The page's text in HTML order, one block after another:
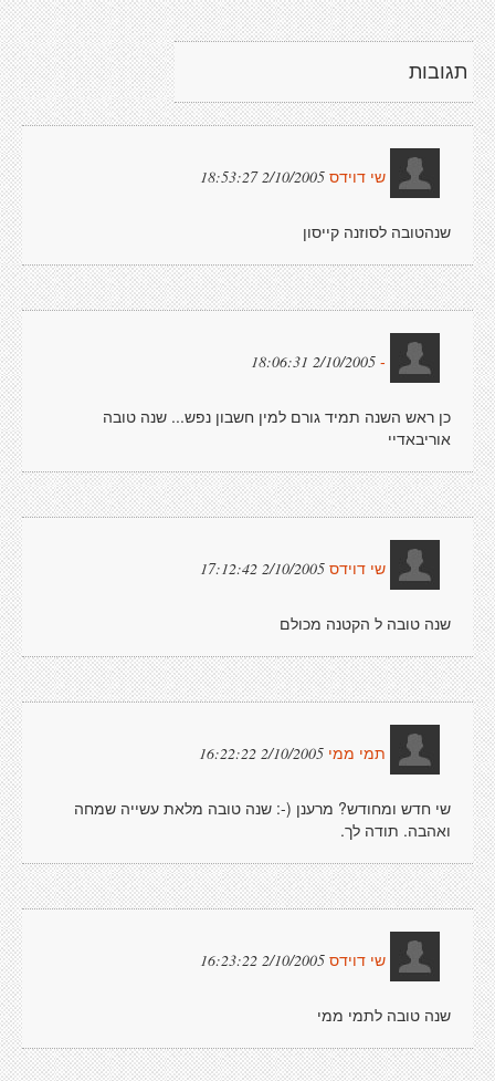
תגובות
שי דוידס 2/10/2005 18:53:27
שנהטובה לסוזנה קייסון
-
2/10/2005 18:06:31
כן ראש השנה תמיד גורם למין חשבון נפש... שנה טובה
אוריבאדיי
שי דוידס 2/10/2005 17:12:42
שנה טובה ל הקטנה מכולם
תמי ממי 2/10/2005 16:22:22
שי חדש ומחודש? מרענן (-: שנה טובה מלאת עשייה שמחה
ואהבה. תודה לך.
שי דוידס 2/10/2005 16:23:22
שנה טובה לתמי ממי